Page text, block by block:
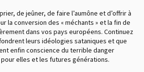
de jeûner, de faire l’aumône et d’offrir à
la conversion des « méchants » et la fin de
dans vos pays européens. Continuez
leurs idéologies sataniques et que
enfin conscience du terrible danger
elles et les futures générations.